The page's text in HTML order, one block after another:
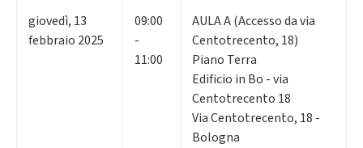
giovedì, 13
febbraio 2025
09:00
-
11:00
AULA A (Accesso da via
Centotrecento, 18)
Piano Terra
Edificio in Bo - via
Centotrecento 18
Via Centotrecento, 18 -
Bologna